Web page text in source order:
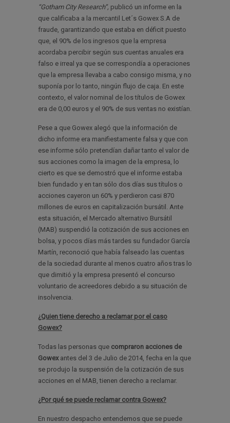
“Gotham City Research”, publicó un informe en la
que calificaba a la mercantil Let´s Gowex S.A de
fraude, garantizando que estaba en déficit puesto
que, el 90% de los ingresos que la empresa
acordaba percibir según sus cuentas anuales era
falso e irreal ya que se correspondía a operaciones
que la empresa llevaba a cabo consigo misma, y no
suponía por lo tanto, ningún flujo de caja. En este
contexto, el valor nominal de los títulos de Gowex
era de 0,00 euros y el 90% de sus ventas no existían.
Pese a que Gowex alegó que la información de
dicho informe era manifiestamente falsa y que con
ese informe sólo pretendían dañar tanto el valor de
sus acciones como la imagen de la empresa, lo
cierto es que se demostró que el informe estaba
bien fundado y en tan sólo dos días sus títulos o
acciones cayeron un 60% y perdieron casi 870
millones de euros en capitalización bursátil. Ante
esta situación, el Mercado alternativo Bursátil
(MAB) suspendió la cotización de sus acciones en
bolsa, y pocos días más tardes su fundador García
Martín, reconoció que había falseado las cuentas
de la sociedad durante al menos cuatro años tras lo
que dimitió y la empresa presentó el concurso
voluntario de acreedores debido a su situación de
insolvencia.
¿Quien tiene derecho a reclamar por el caso
Gowex?
Todas las personas que compraron acciones de
Gowexantes del 3 de Julio de 2014, fecha en la que
se produjo la suspensión de la cotización de sus
acciones en el MAB, tienen derecho a reclamar.
¿Por qué se puede reclamar contra Gowex?
En nuestro despacho entendemos que se puede